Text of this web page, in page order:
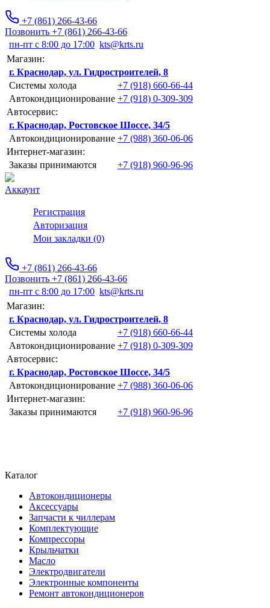
+7 (861) 266-43-66
Позвонить +7 (861) 266-43-66
пн-пт с 8:00 до 17:00 kts@krts.ru
Магазин:
г. Краснодар, ул. Гидростроителей, 8
Системы холода
+7 (918) 660-66-44
Автокондиционирование +7 (918) 0-309-309
Автосервис:
г. Краснодар, Ростовское Шоссе, 34/5
Автокондиционирование +7 (988) 360-06-06
Интернет-магазин:
Заказы принимаются
+7 (918) 960-96-96
Аккаунт
Регистрация
Авторизация
Мои закладки (0)
+7 (861) 266-43-66
Позвонить +7 (861) 266-43-66
пн-пт с 8:00 до 17:00 kts@krts.ru
Магазин:
г. Краснодар, ул. Гидростроителей, 8
Системы холода
+7 (918) 660-66-44
Автокондиционирование +7 (918) 0-309-309
Автосервис:
г. Краснодар, Ростовское Шоссе, 34/5
Автокондиционирование +7 (988) 360-06-06
Интернет-магазин:
Заказы принимаются
+7 (918) 960-96-96
Каталог
Автокондиционеры
Аксессуары
Запчасти к чиллерам
Комплектующие
Компрессоры
Крыльчатки
Масло
Электродвигатели
Электронные компоненты
Ремонт автокондиционеров